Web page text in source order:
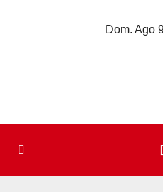
Dom. Ago